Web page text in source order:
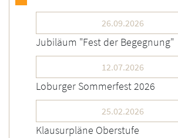
26.09.2026
Jubiläum "Fest der Begegnung"
12.07.2026
Loburger Sommerfest 2026
25.02.2026
Klausurpläne Oberstufe